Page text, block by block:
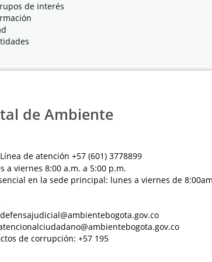
de interés
de Ambiente
de atención +57 (601) 3778899
a viernes 8:00 a.m. a 5:00 p.m.
en la sede principal: lunes a viernes de
de corrupción: +57 195